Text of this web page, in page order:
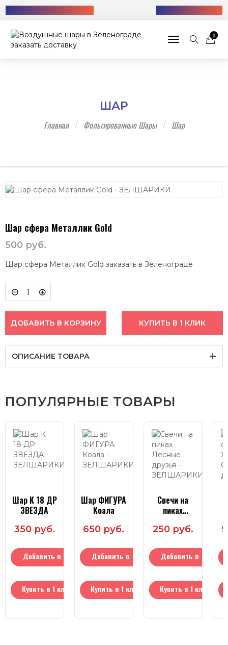
Toggle 0
ШАР
Главная Фольгированные Шары Шар
Шар сфера Металлик Gold
500 руб.
Шар сфера Металлик Gold заказать в Зеленограде
ДОБАВИТЬ В КОРЗИНУ КУПИТЬ В 1 КЛИК
ОПИСАНИЕ ТОВАРА
ПОПУЛЯРНЫЕ ТОВАРЫ
Шар К 18 ДР
ЗВЕЗДА
350 руб.
Добавить в
Купить в 1 клик
Шар ФИГУРА
Коала
650 руб.
Добавить в
Купить в 1 клик
Свечи на
пиках
друзья
250 руб.
Добавить в
Купить в 1 клик